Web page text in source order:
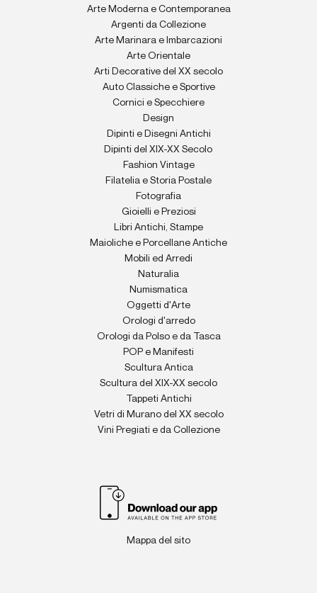
Arte Moderna e Contemporanea
Argenti da Collezione
Arte Marinara e Imbarcazioni
Arte Orientale
Arti Decorative del XX secolo
Auto Classiche e Sportive
Cornici e Specchiere
Design
Dipinti e Disegni Antichi
Dipinti del XIX-XX Secolo
Fashion Vintage
Filatelia e Storia Postale
Fotografia
Gioielli e Preziosi
Libri Antichi, Stampe
Maioliche e Porcellane Antiche
Mobili ed Arredi
Naturalia
Numismatica
Oggetti d'Arte
Orologi d'arredo
Orologi da Polso e da Tasca
POP e Manifesti
Scultura Antica
Scultura del XIX-XX secolo
Tappeti Antichi
Vetri di Murano del XX secolo
Vini Pregiati e da Collezione
Mappa del sito